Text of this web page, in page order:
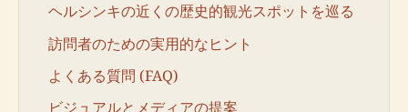
ヘルシンキの近くの歴史的観光スポットを巡る
訪問者のための実用的なヒント
よくある質問 (FAQ)
ビジュアルとメディアの提案